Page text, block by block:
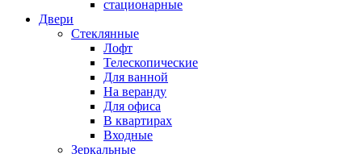
стационарные
Двери
Стеклянные
Лофт
Телескопические
Для ванной
На веранду
Для офиса
В квартирах
Входные
Зеркальные